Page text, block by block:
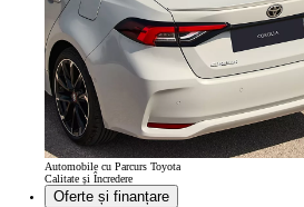
Automobile cu Parcurs Toyota
Calitate și Încredere
Oferte și finanțare